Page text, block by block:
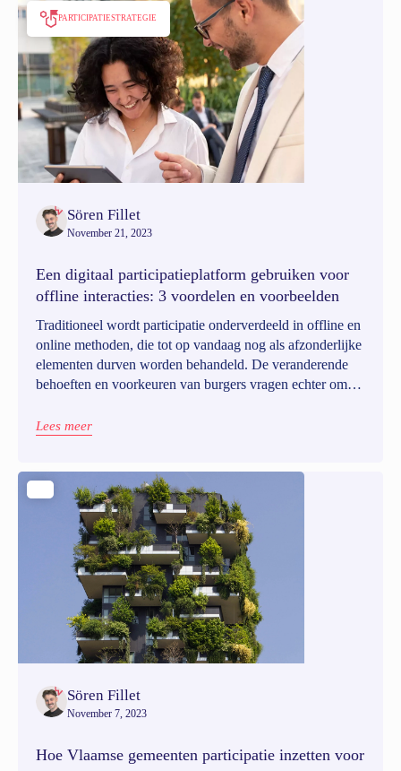
PARTICIPATIESTRATEGIE
Sören Fillet
November 21, 2023
Een digitaal participatieplatform gebruiken voor
offline interacties: 3 voordelen en voorbeelden
Traditioneel wordt participatie onderverdeeld in offline en
online methoden, die tot op vandaag nog als afzonderlijke
elementen durven worden behandeld. De veranderende
behoeften en voorkeuren van burgers vragen echter om
resultaten en digitale platforms kun je inzetten om
Lees meer
Sören Fillet
November 7, 2023
Hoe Vlaamse gemeenten participatie inzetten voor